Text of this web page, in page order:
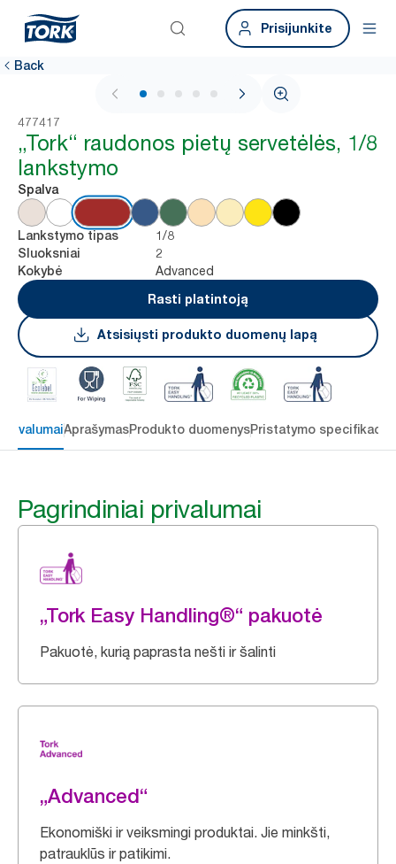
Prisijunkite
Back
1 / 6
477417
„Tork“ raudonos pietų servetėlės, 1/8
lankstymo
Spalva
Lankstymo tipas 1/8
Sluoksniai 2
Kokybė
Advanced
Rasti platintoją
Atsisiųsti produkto duomenų lapą
AprašymasProdukto duomenysPristatymo
Pagrindiniai privalumai
„Tork Easy Handling®“ pakuotė
Pakuotė, kurią paprasta nešti ir šalinti
„Advanced“
Ekonomiški ir veiksmingi produktai. Jie minkšti,
patrauklūs ir patikimi.